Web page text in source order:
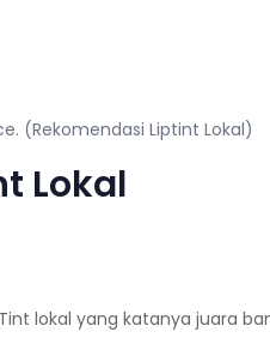
(Rekomendasi Liptint Lokal)
Lokal
lokal yang katanya juara